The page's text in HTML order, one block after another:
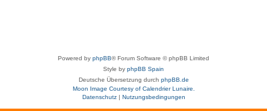
Powered by phpBB® Forum Software © phpBB Limited
Style by phpBB Spain
Deutsche Übersetzung durch phpBB.de
Moon Image Courtesy of Calendrier Lunaire.
Datenschutz| Nutzungsbedingungen